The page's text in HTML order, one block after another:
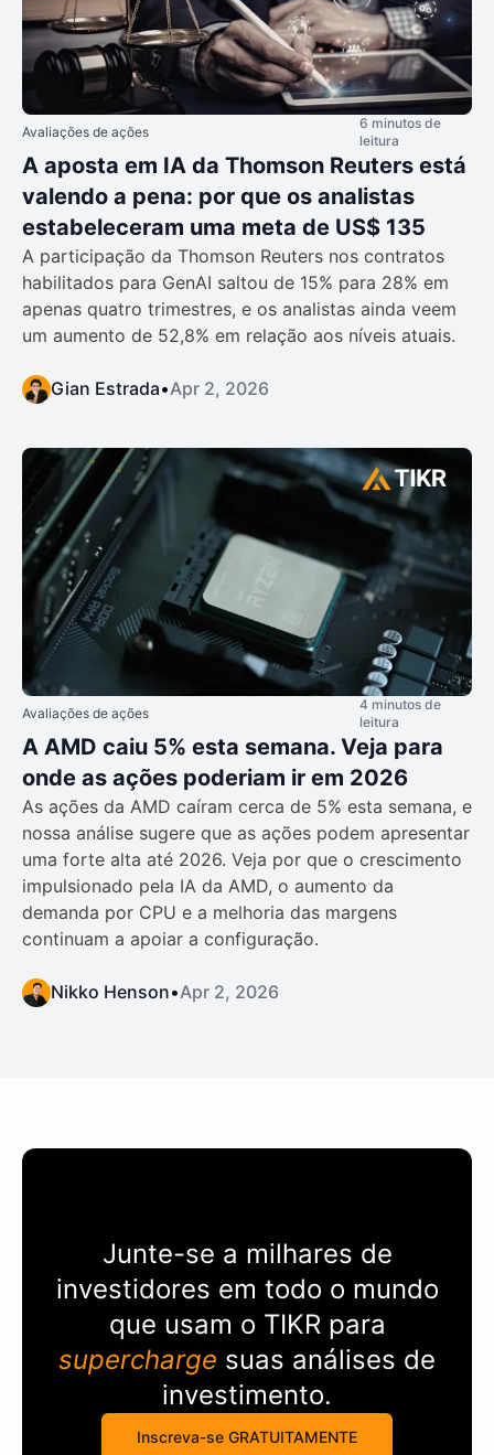
Avaliações de ações
6 minutos de
leitura
A aposta em IA da Thomson Reuters está
valendo a pena: por que os analistas
estabeleceram uma meta de US$ 135
A participação da Thomson Reuters nos contratos
habilitados para GenAI saltou de 15% para 28% em
apenas quatro trimestres, e os analistas ainda veem
um aumento de 52,8% em relação aos níveis atuais.
Gian Estrada•Apr 2, 2026
Avaliações de ações
4 minutos de
leitura
A AMD caiu 5% esta semana. Veja para
onde as ações poderiam ir em 2026
As ações da AMD caíram cerca de 5% esta semana, e
nossa análise sugere que as ações podem apresentar
uma forte alta até 2026. Veja por que o crescimento
impulsionado pela IA da AMD, o aumento da
demanda por CPU e a melhoria das margens
continuam a apoiar a configuração.
Nikko Henson•Apr 2, 2026
Junte-se a milhares de
investidores em todo o mundo
que usam o TIKR para
supercharge suas análises de
investimento.
Inscreva-se GRATUITAMENTE